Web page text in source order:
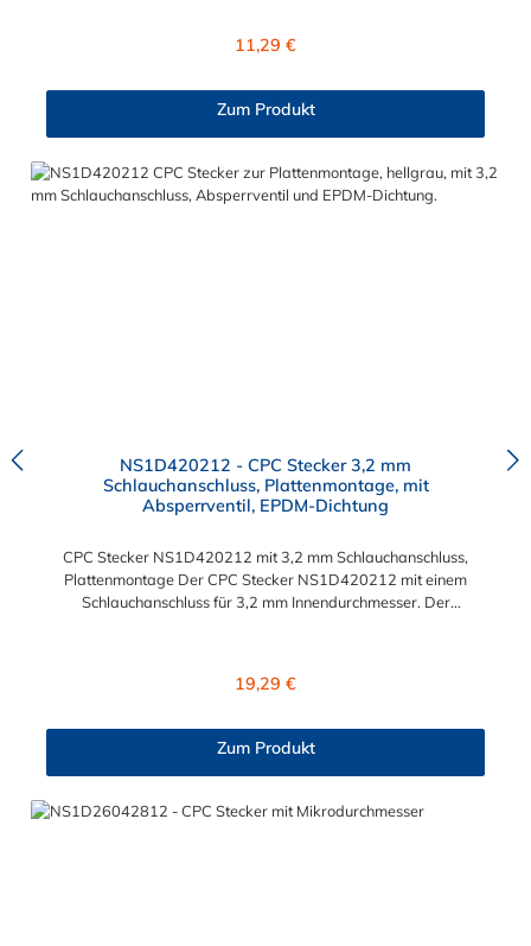
Außenmaß von ≈ 6 mm. Sie können diesen Stecker mit allen
Regulärer Preis:
11,29 €
Zum Produkt
NS1D420212 - CPC Stecker 3,2 mm
Schlauchanschluss, Plattenmontage, mit
Absperrventil, EPDM-Dichtung
CPC Stecker NS1D420212 mit 3,2 mm Schlauchanschluss,
Plattenmontage Der CPC Stecker NS1D420212 mit einem
Schlauchanschluss für 3,2 mm Innendurchmesser. Der
Außenmaß von ≈ 6 mm. Sie können diesen Stecker mit allen
Regulärer Preis:
19,29 €
Zum Produkt